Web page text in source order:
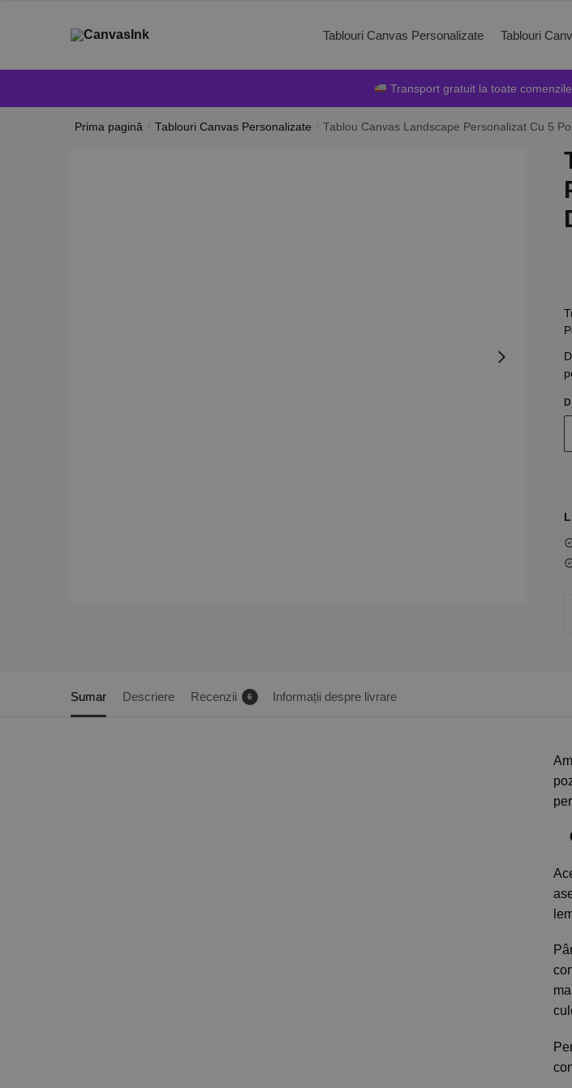
Tablouri Canvas Personalizate Tablouri
Transport gratuit la toate
Prima pagină / Tablouri Canvas Personalizate / Tablou Canvas Landscape Personalizat Cu 5
Sumar Descriere Recenzii 6 Informații despre livrare